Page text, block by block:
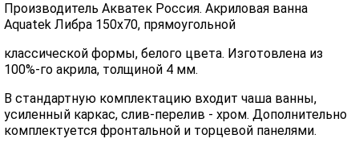
Производитель Акватек Россия. Акриловая ванна
Aquatek Либра 150х70, прямоугольной
классической формы, белого цвета. Изготовлена из
100%-го акрила, толщиной 4 мм.
В стандартную комплектацию входит чаша ванны,
усиленный каркас, слив-перелив - хром. Дополнительно
комплектуется фронтальной и торцевой панелями.